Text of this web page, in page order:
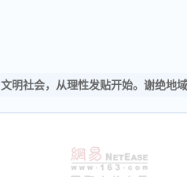
文明社会，从理性发贴开始。谢绝地